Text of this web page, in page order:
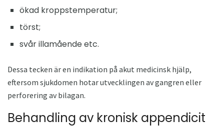
ökad kroppstemperatur;
törst;
svår illamående etc.
Dessa tecken är en indikation på akut medicinsk hjälp,
eftersom sjukdomen hotar utvecklingen av gangren eller
perforering av bilagan.
Behandling av kronisk appendicit